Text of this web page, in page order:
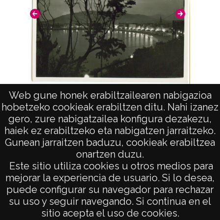
Web gune honek erabiltzailearen nabigazioa
hobetzeko cookieak erabiltzen ditu. Nahi izanez
gero, zure nabigatzailea konfigura dezakezu,
haiek ez erabiltzeko eta nabigatzen jarraitzeko.
Gunean jarraitzen baduzu, cookieak erabiltzea
onartzen duzu.
Este sitio utiliza cookies u otros medios para
mejorar la experiencia de usuario. Si lo desea,
puede configurar su navegador para rechazar
su uso y seguir navegando. Si continua en el
sitio acepta el uso de cookies.
Vistas de La playa en la ciudad de San
Sebastian. Guipuzcoa. (270)
AVISO LEGAL
POLÍTICA DE PRIVACIDAD
ACCESIBILIDAD
ATENCIÓN CIUDADANA